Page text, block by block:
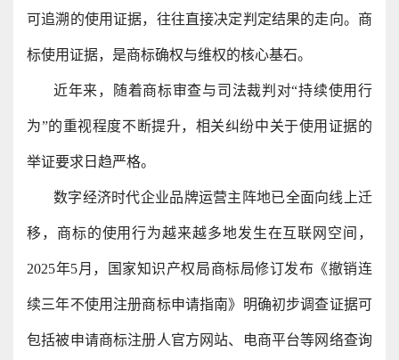
可追溯的使用证据，往往直接决定判定结果的走向。商
标使用证据，是商标确权与维权的核心基石。
近年来，随着商标审查与司法裁判对“持续使用行
为”的重视程度不断提升，相关纠纷中关于使用证据的
举证要求日趋严格。
数字经济时代企业品牌运营主阵地已全面向线上迁
移，商标的使用行为越来越多地发生在互联网空间，
2025年5月，国家知识产权局商标局修订发布《撤销连
续三年不使用注册商标申请指南》明确初步调查证据可
包括被申请商标注册人官方网站、电商平台等网络查询